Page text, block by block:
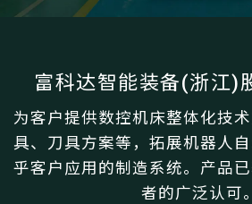
富科达智能装备(浙江)
为客户提供数控机床整体化技
具、刀具方案等，拓展机器人
乎客户应用的制造系统。产品
者的广泛认可。